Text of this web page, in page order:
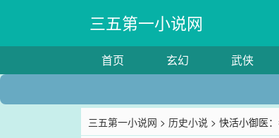
三五第一小说网
首页 玄幻 武侠
三五第一小说网 > 历史小说 > 快活小御医